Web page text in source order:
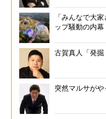
「みんなで大
ップ騒動の内幕
古賀真人「発掘
突然マルサがや